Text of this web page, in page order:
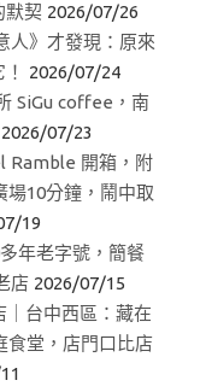
默契 2026/07/26
人》才發現：原來
2026/07/24
SiGu coffee，南
2026/07/23
Ramble 開箱，附
場10分鐘，鬧中取
19
年老字號，簡餐
店 2026/07/15
｜台中西區：藏在
食堂，店門口比店